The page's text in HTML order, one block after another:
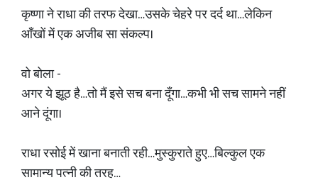
कृष्णा ने राधा की तरफ देखा…उसके चेहरे पर दर्द था…लेकिन
आँखों में एक अजीब सा संकल्प।
वो बोला -
अगर ये झूठ है…तो मैं इसे सच बना दूँगा…कभी भी सच सामने नहीं
आने दूंगा।
राधा रसोई में खाना बनाती रही…मुस्कुराते हुए…बिल्कुल एक
सामान्य पत्नी की तरह…